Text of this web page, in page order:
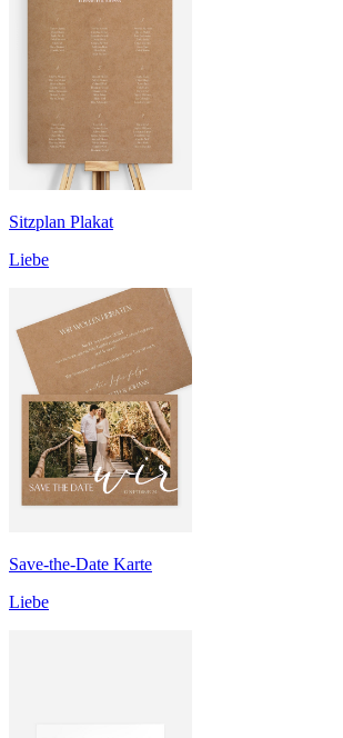
Sitzplan Plakat
Liebe
Save-the-Date Karte
Liebe